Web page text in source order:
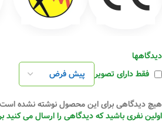
دیدگاهها
فقط دارای تصویر
هیچ دیدگاهی برای این محصول نوشته نشده
اولین نفری باشید که دیدگاهی را ارسال می کنید برای “سیم 1